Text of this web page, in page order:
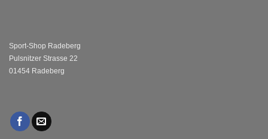
Sport-Shop Radeberg
Pulsnitzer Strasse 22
01454 Radeberg